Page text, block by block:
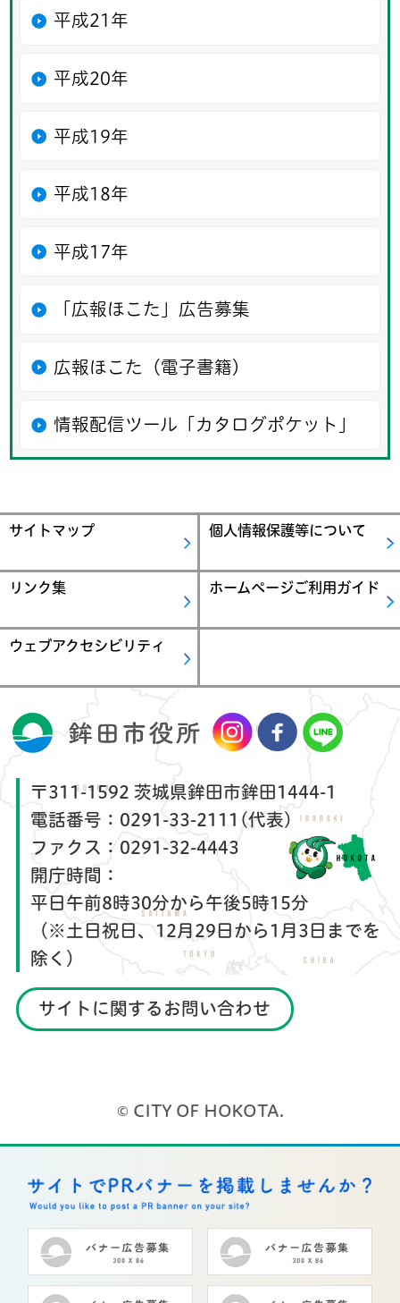
平成21年
平成20年
平成19年
平成18年
平成17年
「広報ほこた」広告募集
広報ほこた（電子書籍）
情報配信ツール「カタログポケット」
サイトマップ 個人情報保護等について
リンク集 ホームページご利用ガイド
ウェブアクセシビリティ
〒311-1592 茨城県鉾田市鉾田1444-1
電話番号： 0291-33-2111(代表)
ファクス： 0291-32-4443
開庁時間：
平日午前8時30分から午後5時15分
（※土日祝日、12月29日から1月3日までを
除く）
サイトに関するお問い合わせ
© CITY OF HOKOTA.